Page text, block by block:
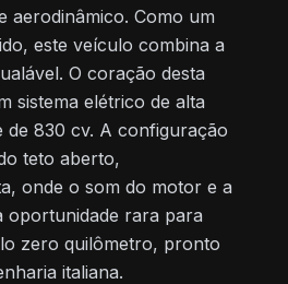
aerodinâmico. Como um
este veículo combina a
O coração desta
sistema elétrico de alta
de 830 cv. A configuração
teto aberto,
onde o som do motor e a
oportunidade rara para
zero quilômetro, pronto
italiana.